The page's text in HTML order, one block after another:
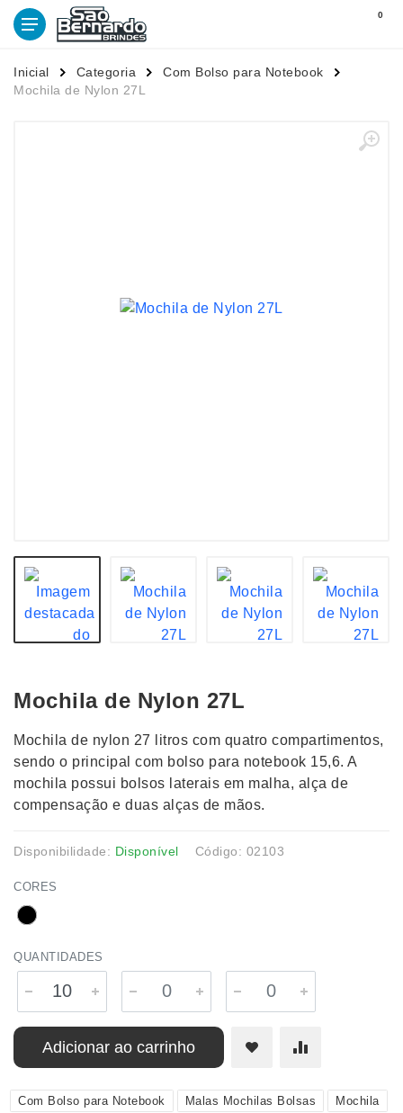
0
Inicial Categoria
Com Bolso para Notebook
Mochila de Nylon 27L
Mochila de Nylon 27L
Mochila de nylon 27 litros com quatro compartimentos,
sendo o principal com bolso para notebook 15,6. A
mochila possui bolsos laterais em malha, alça de
compensação e duas alças de mãos.
Disponibilidade: Disponível Código: 02103
CORES
QUANTIDADES
Adicionar ao carrinho
Com Bolso para Notebook Malas Mochilas Bolsas
Mochila